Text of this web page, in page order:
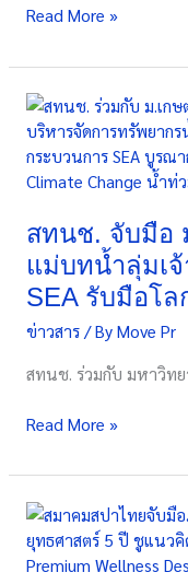
VOGUE
จัด
แสดง
ใน
งาน
IMPACT
SPEED
2026
Read More »
สทนช. จับมือ
แม่บทน้ำลุ่มเจ้
SEA รับมือโ
ข่าวสาร/ ByMove Pr
สทนช. ร่วมกับ มหาวิท
สทนช.
จับ
มือ
ม.เกษตรศาสตร์
แผน
แม่บท
น้ำ
ลุ่ม
เจ้าพระยา
2580
SEA
โลก
ร้อน-
น้ำ
ท่วม-
Read More »
สมา
คม
ส